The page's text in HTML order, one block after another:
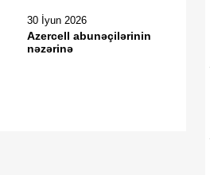
30 İyun 2026
Azercell abunəçilərinin
nəzərinə